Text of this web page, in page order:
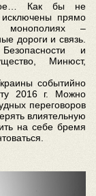
Как бы не
прямо
–
дороги и связь.
и
Минюст,
событийно
2016 г. Можно
переговоров
влиятельную
на себе бремя